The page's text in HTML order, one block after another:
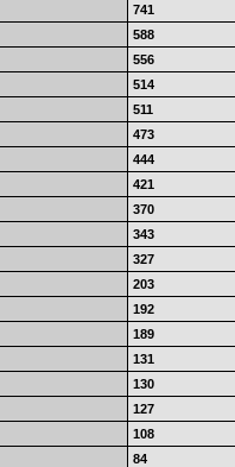
741
588
556
514
511
473
444
421
370
343
327
203
192
189
131
130
127
108
84